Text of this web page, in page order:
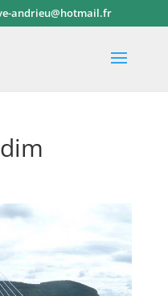
andrieu@hotmail.fr